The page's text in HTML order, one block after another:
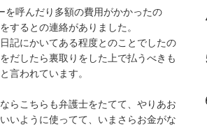
を呼んだり多額の費用がかかったの
するとの連絡がありました。
記にかいてある程度とのことでしたの
だしたら裏取りをした上で払うべきも
言われています。
らこちらも弁護士をたてて、やりあお
いように使ってて、いまさらお金がな